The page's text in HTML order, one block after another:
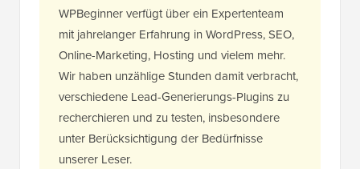
WPBeginner verfügt über ein Expertenteam
mit jahrelanger Erfahrung in WordPress, SEO,
Online-Marketing, Hosting und vielem mehr.
Wir haben unzählige Stunden damit verbracht,
verschiedene Lead-Generierungs-Plugins zu
recherchieren und zu testen, insbesondere
unter Berücksichtigung der Bedürfnisse
unserer Leser.